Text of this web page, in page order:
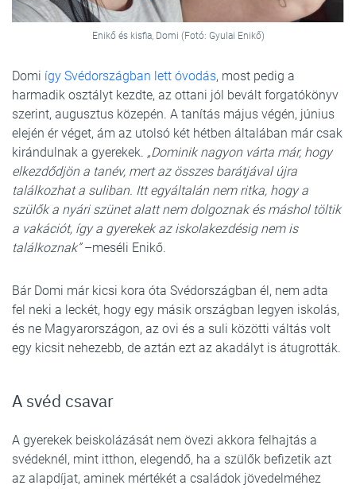
Enikő és kisfia, Domi (Fotó: Gyulai Enikő)
Domi így Svédországban lett óvodás, most pedig a
harmadik osztályt kezdte, az ottani jól bevált forgatókönyv
szerint, augusztus közepén. A tanítás május végén, június
elején ér véget, ám az utolsó két hétben általában már csak
kirándulnak a gyerekek. „Dominik nagyon várta már, hogy
elkezdődjön a tanév, mert az összes barátjával újra
találkozhat a suliban. Itt egyáltalán nem ritka, hogy a
szülők a nyári szünet alatt nem dolgoznak és máshol töltik
a vakációt, így a gyerekek az iskolakezdésig nem is
találkoznak”–meséli Enikő.
Bár Domi már kicsi kora óta Svédországban él, nem adta
fel neki a leckét, hogy egy másik országban legyen iskolás,
és ne Magyarországon, az ovi és a suli közötti váltás volt
egy kicsit nehezebb, de aztán ezt az akadályt is átugrották.
A svéd csavar
A gyerekek beiskolázását nem övezi akkora felhajtás a
svédeknél, mint itthon, elegendő, ha a szülők befizetik azt
az alapdíjat, aminek mértékét a családok jövedelméhez